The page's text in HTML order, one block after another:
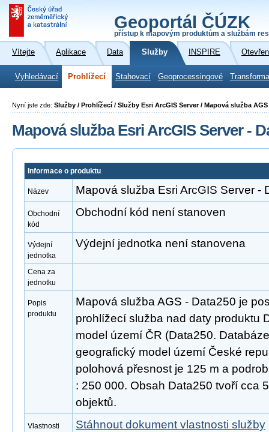
Geoportál ČÚZK
přístup k mapovým produktům a službám
Vítejte Aplikace Data Služby INSPIRE
Vyhledávací Prohlížecí Stahovací Geoprocessingové
Nyní jste zde: Služby / Prohlížecí / Služby Esri ArcGIS Server / Mapová služba AGS
Mapová služba Esri ArcGIS Server -
Informace o produktu
Název Mapová služba Esri ArcGIS Server -
Obchodní
kód
Obchodní kód není stanoven
Výdejní
jednotka
Výdejní jednotka není stanovena
Cena za
jednotku
Popis
produktu
Mapová služba AGS - Data250 je
prohlížecí služba nad daty produktu
model území ČR (Data250.
geografický model území České
polohová přesnost je 125 m a
: 250 000. Obsah Data250 tvoří cca
objektů.
Vlastnosti
Stáhnout dokument vlastnosti služby